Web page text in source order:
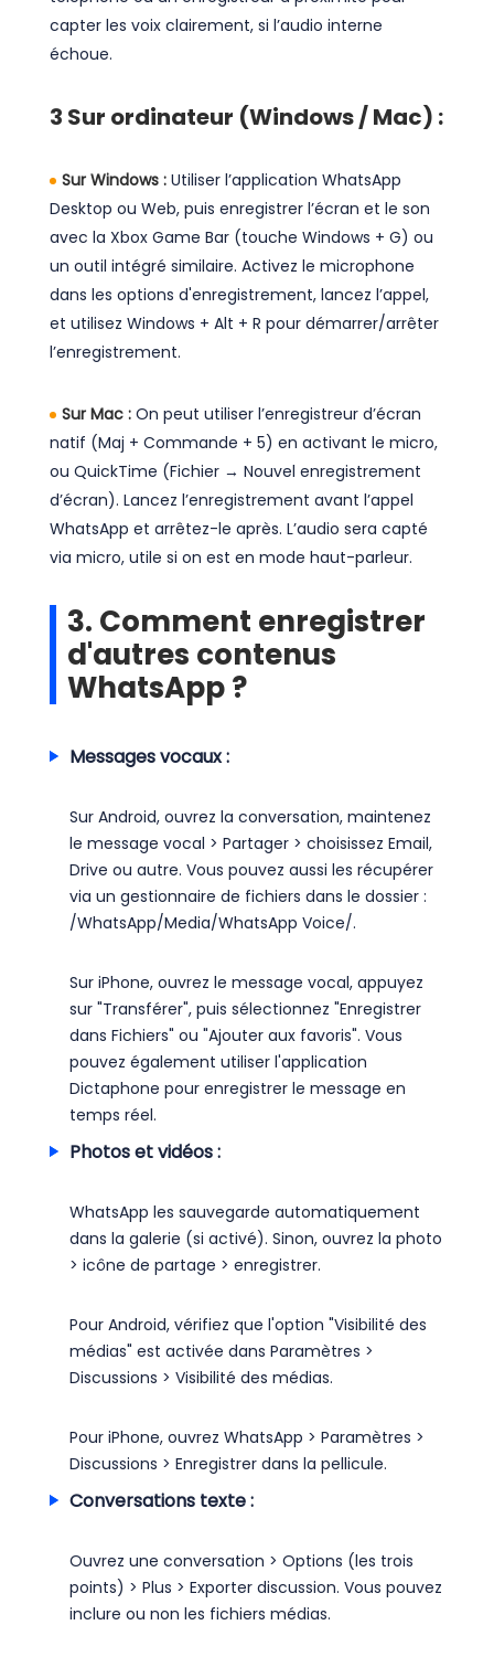
capter les voix clairement, si l’audio interne
échoue.
3 Sur ordinateur (Windows / Mac) :
Sur Windows : Utiliser l’application WhatsApp
Desktop ou Web, puis enregistrer l’écran et le son
avec la Xbox Game Bar (touche Windows + G) ou
un outil intégré similaire. Activez le microphone
dans les options d'enregistrement, lancez l’appel,
et utilisez Windows + Alt + R pour démarrer/arrêter
l’enregistrement.
Sur Mac : On peut utiliser l’enregistreur d’écran
natif (Maj + Commande + 5) en activant le micro,
ou QuickTime (Fichier → Nouvel enregistrement
d’écran). Lancez l’enregistrement avant l’appel
WhatsApp et arrêtez-le après. L’audio sera capté
via micro, utile si on est en mode haut-parleur.
3. Comment enregistrer
d'autres contenus
WhatsApp ?
Messages vocaux :
Sur Android, ouvrez la conversation, maintenez
le message vocal > Partager > choisissez Email,
Drive ou autre. Vous pouvez aussi les récupérer
via un gestionnaire de fichiers dans le dossier :
/WhatsApp/Media/WhatsApp Voice/.
Sur iPhone, ouvrez le message vocal, appuyez
sur "Transférer", puis sélectionnez "Enregistrer
dans Fichiers" ou "Ajouter aux favoris". Vous
pouvez également utiliser l'application
Dictaphone pour enregistrer le message en
temps réel.
Photos et vidéos :
WhatsApp les sauvegarde automatiquement
dans la galerie (si activé). Sinon, ouvrez la photo
> icône de partage > enregistrer.
Pour Android, vérifiez que l'option "Visibilité des
médias" est activée dans Paramètres >
Discussions > Visibilité des médias.
Pour iPhone, ouvrez WhatsApp > Paramètres >
Discussions > Enregistrer dans la pellicule.
Conversations texte :
Ouvrez une conversation > Options (les trois
points) > Plus > Exporter discussion. Vous pouvez
inclure ou non les fichiers médias.